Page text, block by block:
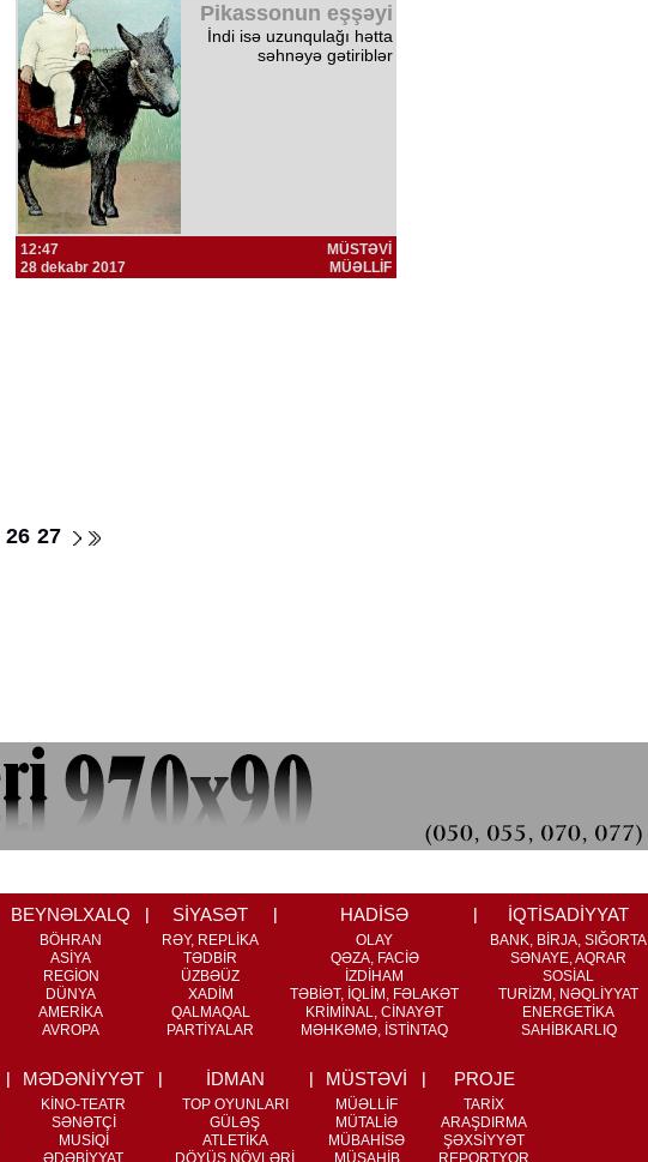
Pikassonun eşşəyi
İndi isə uzunqulağı hətta
səhnəyə gətiriblər
12:47
28 dekabr 2017
MÜSTƏVİ
MÜƏLLİF
26 27
BEYNƏLXALQ
BÖHRAN
ASİYA
REGİON
DÜNYA
AMERİKA
AVROPA
SİYASƏT
RƏY, REPLİKA
TƏDBİR
ÜZBƏÜZ
XADİM
QALMAQAL
PARTİYALAR
HADİSƏ
OLAY
QƏZA, FACİƏ
İZDİHAM
TƏBİƏT, İQLİM, FƏLAKƏT
KRİMİNAL, CİNAYƏT
MƏHKƏMƏ, İSTİNTAQ
İQTİSADİYYAT
BANK, BİRJA, SIĞORTA
SƏNAYE, AQRAR
SOSİAL
TURİZM, NƏQLİYYAT
ENERGETİKA
SAHİBKARLIQ
MƏDƏNİYYƏT
KİNO-TEATR
SƏNƏTÇİ
MUSİQİ
ƏDƏBİYYAT
İDMAN
TOP OYUNLARI
GÜLƏŞ
ATLETİKA
DÖYÜŞ NÖVLƏRİ
MÜSTƏVİ
MÜƏLLİF
MÜTALİƏ
MÜBAHİSƏ
MÜSAHİB
PROJE
TARİX
ARAŞDIRMA
ŞƏXSİYYƏT
REPORTYOR